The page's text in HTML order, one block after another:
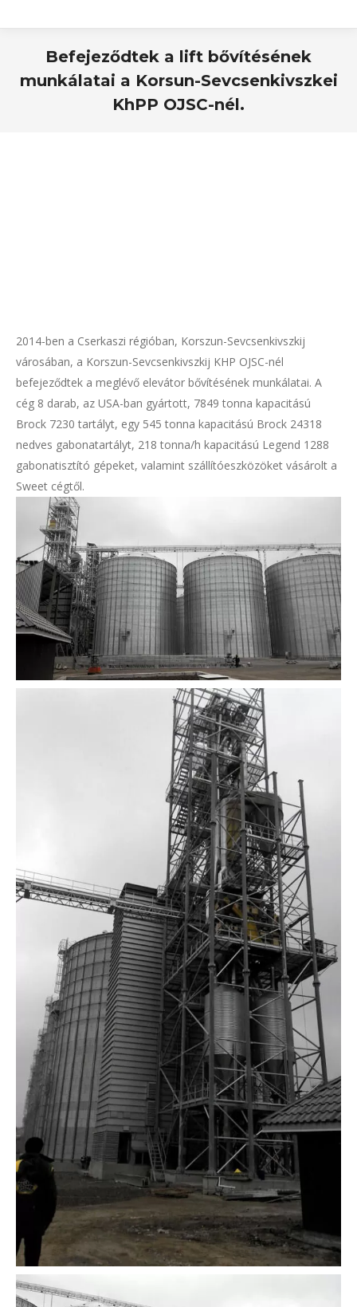
Befejeződtek a lift bővítésének
munkálatai a Korsun-Sevcsenkivszkei
KhPP OJSC-nél.
2014-ben a Cserkaszi régióban, Korszun-Sevcsenkivszkij
városában, a Korszun-Sevcsenkivszkij KHP OJSC-nél
befejeződtek a meglévő elevátor bővítésének munkálatai. A
cég 8 darab, az USA-ban gyártott, 7849 tonna kapacitású
Brock 7230 tartályt, egy 545 tonna kapacitású Brock 24318
nedves gabonatartályt, 218 tonna/h kapacitású Legend 1288
gabonatisztító gépeket, valamint szállítóeszközöket vásárolt a
Sweet cégtől.